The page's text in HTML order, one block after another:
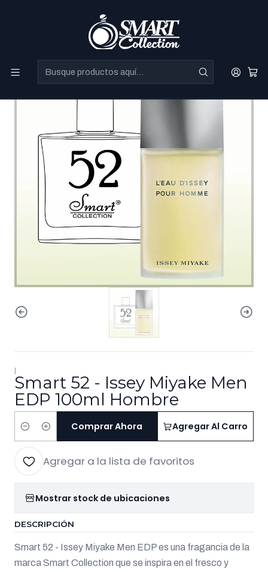
|
Smart 52 - Issey Miyake Men
EDP 100ml Hombre
Cantidad
Agregar Al Carro
Comprar Ahora
Agregar a la lista de favoritos
Mostrar stock de ubicaciones
DESCRIPCIÓN
Smart 52 - Issey Miyake Men EDP es una fragancia de la
marca Smart Collection que se inspira en el fresco y